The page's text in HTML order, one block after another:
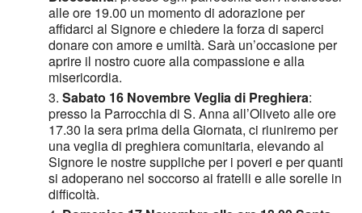
alle ore 19.00 un momento di adorazione per
affidarci al Signore e chiedere la forza di saperci
donare con amore e umiltà. Sarà un’occasione per
aprire il nostro cuore alla compassione e alla
misericordia.
Sabato 16 Novembre Veglia di Preghiera:
presso la Parrocchia di S. Anna all’Oliveto alle ore
17.30 la sera prima della Giornata, ci riuniremo per
una veglia di preghiera comunitaria, elevando al
Signore le nostre suppliche per i poveri e per quanti
si adoperano nel soccorso ai fratelli e alle sorelle in
difficoltà.